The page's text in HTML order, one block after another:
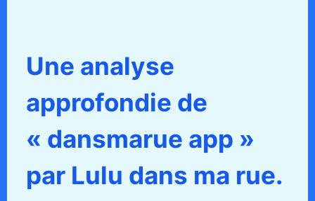
Une analyse
approfondie de
« dansmarue app »
par Lulu dans ma rue.